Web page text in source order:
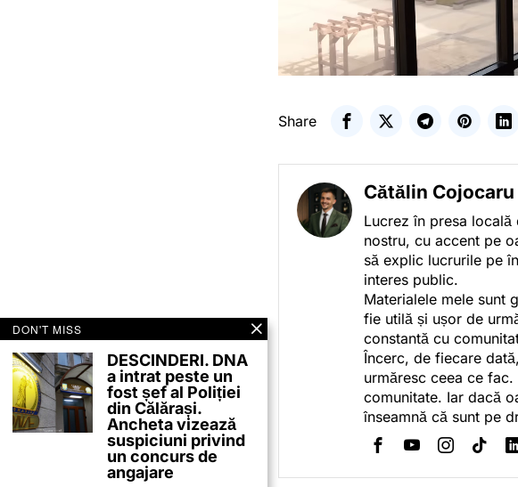
Share
Cătălin Cojocaru
Lucrez în presa
nostru, cu accent pe
să explic lucrurile pe
interes public.
Materialele mele sunt
fie utilă și ușor de
constantă cu
Încerc, de fiecare
urmăresc ceea ce
comunitate. Iar dacă
înseamnă că sunt pe
DON'T MISS
DESCINDERI. DNA
a intrat peste un
fost șef al Poliției
din Călărași.
Ancheta vizează
suspiciuni privind
un concurs de
angajare